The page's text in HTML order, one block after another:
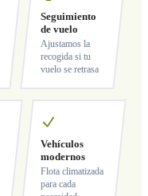
Seguimiento
de vuelo
Ajustamos la
recogida si tu
vuelo se retrasa
Vehículos
modernos
Flota climatizada
para cada